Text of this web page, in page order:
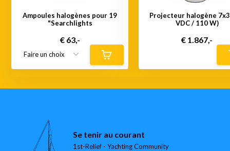
Ampoules halogènes pour 19
"Searchlights
€ 63,-
Projecteur halogène
VDC / 110 W)
€ 1.867,-
Se tenir au courant
1st-Relief - Yachting Community